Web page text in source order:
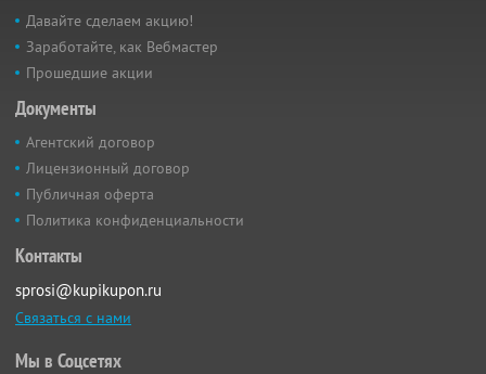
Давайте сделаем акцию!
Заработайте, как Вебмастер
Прошедшие акции
Документы
Агентский договор
Лицензионный договор
Публичная оферта
Политика конфиденциальности
Контакты
sprosi@kupikupon.ru
Связаться с нами
Мы в Соцсетях